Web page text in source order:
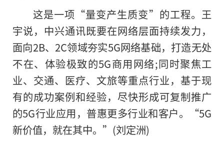
这是一项“量变产生质变”的工程。王
宇说，中兴通讯既要在网络层面持续发力，
面向2B、2C领域夯实5G网络基础，打造无处
不在、体验极致的5G商用网络;同时聚焦工
业、交通、医疗、文旅等重点行业，基于现
有的成功案例和经验，尽快形成可复制推广
的5G行业应用，普惠更多行业和客户。“5G
新价值，就在其中。”(刘定洲)